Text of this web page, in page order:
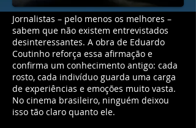
Jornalistas – pelo menos os melhores –
sabem que não existem entrevistados
desinteressantes. A obra de Eduardo
Coutinho reforça essa afirmação e
confirma um conhecimento antigo: cada
rosto, cada indivíduo guarda uma carga
de experiências e emoções muito vasta.
No cinema brasileiro, ninguém deixou
isso tão claro quanto ele.